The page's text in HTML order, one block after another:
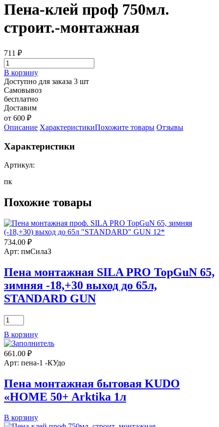
Пена-клей проф 750мл.
строит.-монтажная
711 ₽
В корзину
Доступно для заказа 3 шт
Самовывоз
бесплатно
Доставим
от 600 ₽
Описание ХарактеристикиПохожите товары Отзывы
Характеристики
Артикул:
пк
Похожие товары
734.00 ₽
Арт: пмСилаЗ
Пена монтажная SILA PRO TopGuN 65,
зимняя -18,+30 выход до 65л,
STANDARD GUN
Количество
товара
Пена
монтажная
SILA
PRO
65,
зимняя
-18,+30
до
65л,
В корзину
661.00 ₽
Арт: пена-1 -КУдо
Пена монтажная бытовая KUDO
«HOME 50+ Arktika 1л
Количество
В корзину